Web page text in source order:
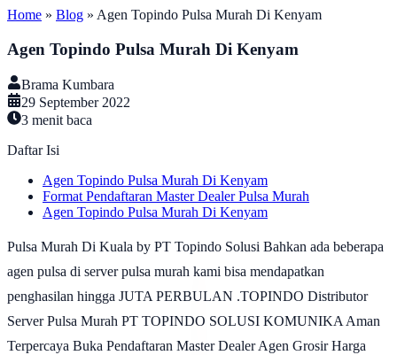
Home » Blog » Agen Topindo Pulsa Murah Di Kenyam
Agen Topindo Pulsa Murah Di Kenyam
Brama Kumbara
29 September 2022
3 menit baca
Daftar Isi
Agen Topindo Pulsa Murah Di Kenyam
Format Pendaftaran Master Dealer Pulsa Murah
Agen Topindo Pulsa Murah Di Kenyam
Pulsa Murah Di Kuala by PT Topindo Solusi Bahkan ada beberapa
agen pulsa di server pulsa murah kami bisa mendapatkan
penghasilan hingga JUTA PERBULAN .TOPINDO Distributor
Server Pulsa Murah PT TOPINDO SOLUSI KOMUNIKA Aman
Terpercaya Buka Pendaftaran Master Dealer Agen Grosir Harga